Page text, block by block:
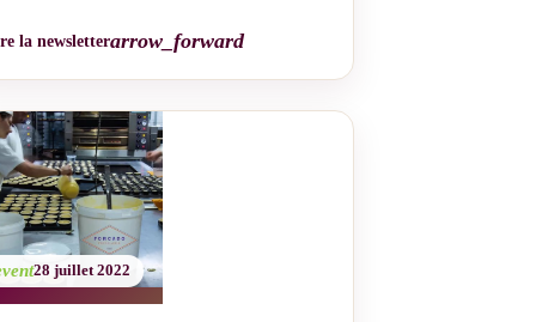
la newsletterarrow_forward
28 juillet 2022